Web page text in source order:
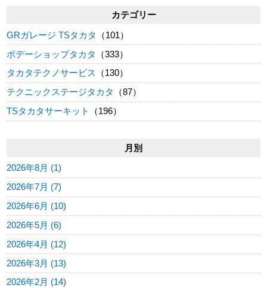
カテゴリー
GRガレージ TSタカタ
（101）
ボデーショップタカタ
（333）
タカタテクノサービス
（130）
テクニックステージタカタ
（87）
TSタカタサーキット
（196）
月別
2026年8月 (1)
2026年7月 (7)
2026年6月 (10)
2026年5月 (6)
2026年4月 (12)
2026年3月 (13)
2026年2月 (14)